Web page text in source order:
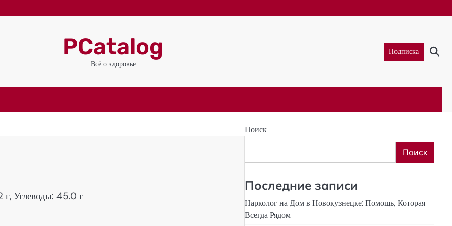
PCatalog
Всё о здоровье
Подписка
Углеводы: 45.0 г
Поиск
Поиск
Последние записи
Нарколог на Дом в Новокузнецке: Помощь, Которая
Всегда Рядом